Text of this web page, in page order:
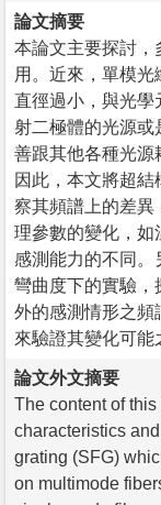
論文摘要
本論文主要探討，
用。近來，單模
直徑過小，與光學
射二極體的光源或
善跟其他各種光源
因此，本文將超
察其頻譜上的差異
理參數的變化，如
感測能力的不同。
彎曲度下的實驗，
外的感測情形之頻
來驗證其變化可能
論文外文摘要
The content of
characteristics
grating (SFG)
on multimode